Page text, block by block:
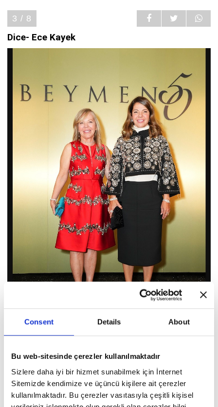
Consent Details About
Bu web-sitesinde çerezler kullanılmaktadır
Sizlere daha iyi bir hizmet sunabilmek için İnternet
Sitemizde kendimize ve üçüncü kişilere ait çerezler
kullanılmaktadır. Bu çerezler vasıtasıyla çeşitli kişisel
3 / 8
Dice- Ece Kayek
Ece Sükan